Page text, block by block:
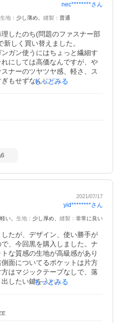
をしても戻らないです。私は
ないように、めくってから開
す。
nec********さん
生地 ： 少し薄め 縫製 ： 普通
したのち(問題のファスナー部
しく買い替えました。
ガン使うにはちょっと繊細す
にしては高価なんですが、や
ナーのツヤツヤ感、軽さ、ス
もせずなんにでも合わせやす
ので、散々悩んだ末再購入し
す。とにかく軽いので気軽に
いと思います。
もっとみる
6
2021/07/17
yid********さん
軽い 生地 ： 少し厚め 縫製 ： 非常に良い
たが、デザイン、使い勝手が
、今回黒を購入しました。ナ
な質感の生地が高級感があり
面についてるポケットは片方
はマジックテープなしで、落
したい鍵を入れたり、スマホ
ンが使用されているのでムシ
て痛いようなこともありませ
もっとみる